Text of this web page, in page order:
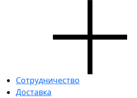
Сотрудничество
Доставка